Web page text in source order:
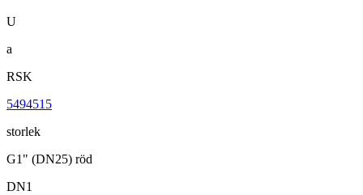
U
a
RSK
5494515
storlek
G1" (DN25) röd
DN1